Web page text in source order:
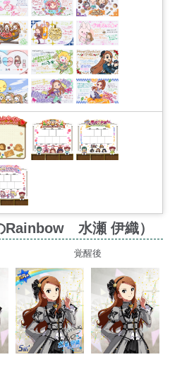
Rainbow 水瀬 伊織）
覚醒後